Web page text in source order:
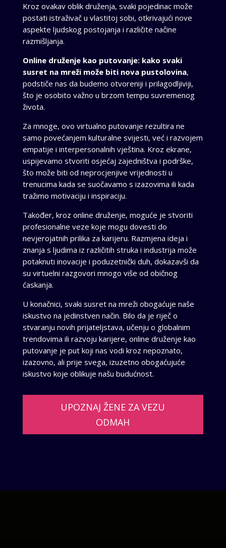
Kroz ovakav oblik druženja, svaki pojedinac može
postati istraživač u vlastitoj sobi, otkrivajući nove
aspekte ljudskog postojanja i različite načine
razmišljanja.
Online druženje kao putovanje: kako svaki
susret na mreži može biti nova pustolovina,
podstiče nas da budemo otvoreniji i prilagodljiviji,
što je osobito važno u brzom tempu suvremenog
života.
Za mnoge, ovo virtualno putovanje rezultira ne
samo povećanjem kulturalne svijesti, već i razvojem
empatije i interpersonalnih vještina. Kroz ekrane,
uspijevamo stvoriti osjećaj zajedništva i podrške,
što može biti od neprocjenjive vrijednosti u
trenucima kada se suočavamo s izazovima ili kada
tražimo motivaciju i inspiraciju.
Također, kroz online druženje, moguće je stvoriti
profesionalne veze koje mogu dovesti do
nevjerojatnih prilika za karijeru. Razmjena ideja i
znanja s ljudima iz različitih struka i industrija može
potaknuti inovacije i poduzetnički duh, dokazavši da
su virtuelni razgovori mnogo više od običnog
ćaskanja.
U konačnici, svaki susret na mreži obogaćuje naše
iskustvo na jedinstven način. Bilo da je riječ o
stvaranju novih prijateljstava, učenju o globalnim
trendovima ili razvoju karijere, online druženje kao
putovanje je put koji nas vodi kroz nepoznato,
izazovno, ali prije svega, izuzetno obogaćujuće
iskustvo koje oblikuje našu budućnost.
UPOZNAJ ŽENE ZA VEZU
ODMAH